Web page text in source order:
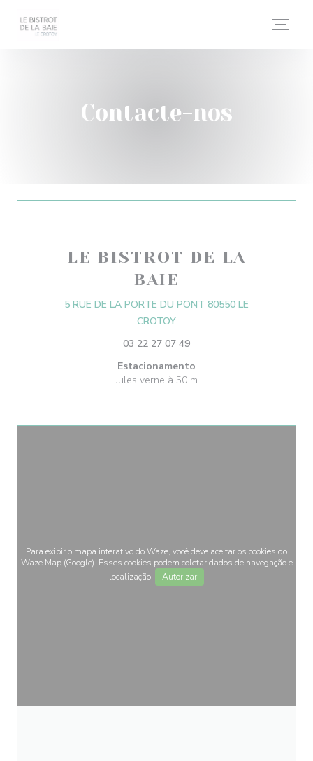
Contacte-nos
LE BISTROT DE LA
BAIE
5 RUE DE LA PORTE DU PONT 80550 LE
CROTOY((abre numa nova janela))
03 22 27 07 49
Estacionamento
Jules verne à 50 m
Para exibir o mapa interativo do Waze, você deve aceitar os cookies do
Waze Map (Google). Esses cookies podem coletar dados de navegação e
localização.
Autorizar